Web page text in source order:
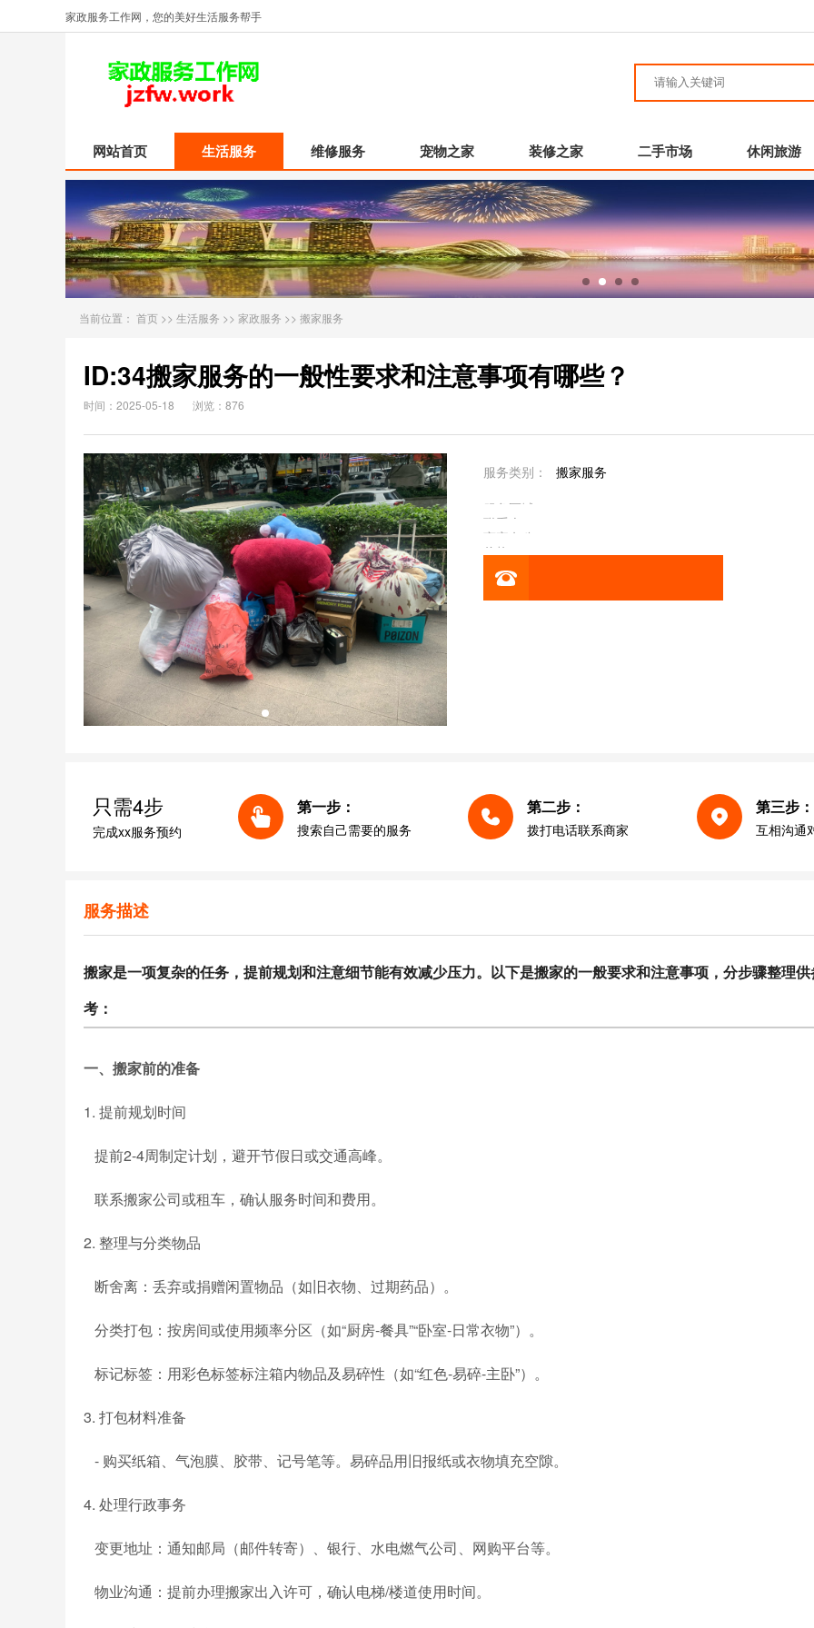
家政服务工作网，您的美好生活服务帮手
网站首页 生活服务 维修服务 宠物之家 装修之家 二手市场 休闲旅游
当前位置： 首页 >> 生活服务 >> 家政服务 >> 搬家服务
ID:34搬家服务的一般性要求和注意事项有哪些？
时间：2025-05-18 浏览：876
服务类别：
搬家服务
服务区域：
联系人：
商家名称：
价格：
只需4步
完成xx服务预约
第一步：
搜索自己需要的服务
第二步：
拨打电话联系商家
第三步：
互相沟通
服务描述
搬家是一项复杂的任务，提前规划和注意细节能有效减少压力。以下是搬家的一般要求和注意事项，分步骤整理供
考：
一、搬家前的准备
1. 提前规划时间
提前2-4周制定计划，避开节假日或交通高峰。
联系搬家公司或租车，确认服务时间和费用。
2. 整理与分类物品
断舍离：丢弃或捐赠闲置物品（如旧衣物、过期药品）。
分类打包：按房间或使用频率分区（如“厨房-餐具”“卧室-日常衣物”）。
标记标签：用彩色标签标注箱内物品及易碎性（如“红色-易碎-主卧”）。
3. 打包材料准备
- 购买纸箱、气泡膜、胶带、记号笔等。易碎品用旧报纸或衣物填充空隙。
4. 处理行政事务
变更地址：通知邮局（邮件转寄）、银行、水电燃气公司、网购平台等。
物业沟通：提前办理搬家出入许可，确认电梯/楼道使用时间。